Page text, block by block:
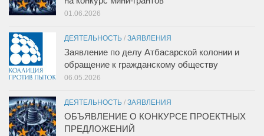
01.06.2026
ДЕЯТЕЛЬНОСТЬ / ЗАЯВЛЕНИЯ
Заявление по делу Атбасарской колонии и
обращение к гражданскому обществу
06.05.2026
ДЕЯТЕЛЬНОСТЬ / ЗАЯВЛЕНИЯ
ОБЪЯВЛЕНИЕ О КОНКУРСЕ ПРОЕКТНЫХ
ПРЕДЛОЖЕНИЙ